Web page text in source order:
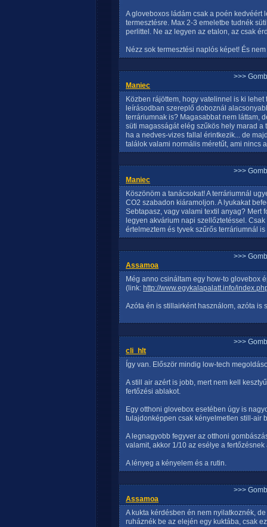
A gloveboxos ládám csak a poén kedvéért
termesztésre. Max 2-3 emeletbe tudnék
perlittel. Ne az legyen az etalon, az csak
Nézz sok termesztési naplós képet! És
>>>
Maniec
Közben rájöttem, hogy vatelinnel is ki
leírásodban szereplő doboznál
terráriumnak is? Magasabbat nem láttam,
süti magasságát elég szűkös hely marad a
ha a nedves-vizes fallal érintkezik... de
találok valami normális méretűt, ami nincs
>>>
Maniec
Köszönöm a tanácsokat! A terráriumnál
CO2 szabadon kiáramoljon. A lyukakat
Sebtapasz, vagy valami textil anyag? Mert
legyen akvárium napi szellőztetéssel.
értelmeztem és tyvek szűrős terráriumnál
>>>
Assamoa
Még anno csináltam egy how-to glovebox
(link: http://www.egykalapalatt.info/
Azóta én is stillairként használom, azóta is
>>>
cli_hlt
Így van. Először mindig low-tech
A still air azért is jobb, mert nem kell
fertőzési ablakot.
Egy otthoni glovebox esetében úgy is
tulajdonképpen csak kényelmetlen still-air
A legnagyobb fegyver az otthoni
valamit, akkor 1/10 az esélye a
A lényeg a kényelem és a rutin.
>>>
Assamoa
A kukta kérdésben én nem nyilatkoznék,
ruháznék be az elején egy kuktába, csak